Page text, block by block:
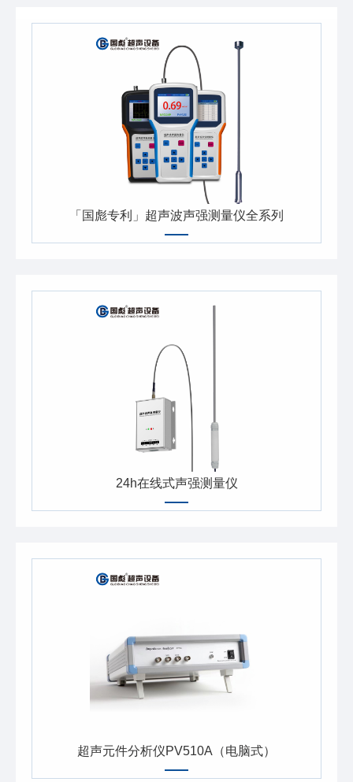
「国彪专利」超声波声强测量仪全系列
24h在线式声强测量仪
超声元件分析仪PV510A（电脑式）